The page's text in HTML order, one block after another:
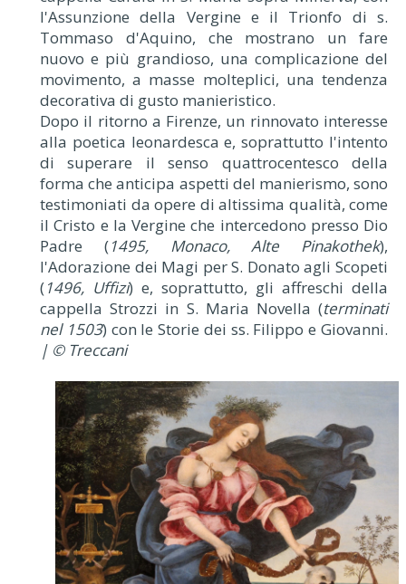
l'Assunzione della Vergine e il Trionfo di s.
Tommaso d'Aquino, che mostrano un fare
nuovo e più grandioso, una complicazione del
movimento, a masse molteplici, una tendenza
decorativa di gusto manieristico.
Dopo il ritorno a Firenze, un rinnovato interesse
alla poetica leonardesca e, soprattutto l'intento
di superare il senso quattrocentesco della
forma che anticipa aspetti del manierismo, sono
testimoniati da opere di altissima qualità, come
il Cristo e la Vergine che intercedono presso Dio
Padre (1495, Monaco, Alte Pinakothek),
l'Adorazione dei Magi per S. Donato agli Scopeti
(1496, Uffizi) e, soprattutto, gli affreschi della
cappella Strozzi in S. Maria Novella (terminati
nel 1503) con le Storie dei ss. Filippo e Giovanni.
| © Treccani